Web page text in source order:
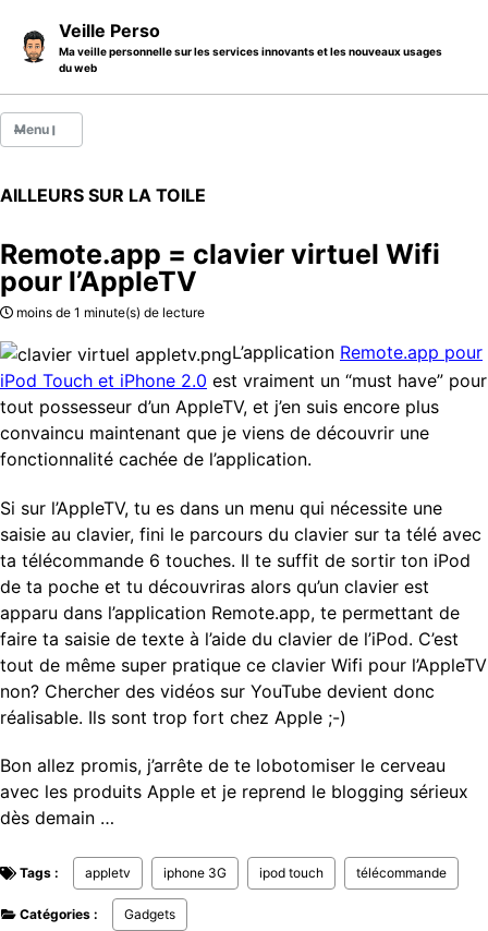
Veille Perso
Ma veille personnelle sur les services innovants et les nouveaux usages
du web
Menu
Catégories
A propos
AILLEURS SUR LA TOILE
Remote.app = clavier virtuel Wifi
pour l’AppleTV
moins de 1 minute(s) de lecture
L’application Remote.app pour
iPod Touch et iPhone 2.0 est vraiment un “must have” pour
tout possesseur d’un AppleTV, et j’en suis encore plus
convaincu maintenant que je viens de découvrir une
fonctionnalité cachée de l’application.
Si sur l’AppleTV, tu es dans un menu qui nécessite une
saisie au clavier, fini le parcours du clavier sur ta télé avec
ta télécommande 6 touches. Il te suffit de sortir ton iPod
de ta poche et tu découvriras alors qu’un clavier est
apparu dans l’application Remote.app, te permettant de
faire ta saisie de texte à l’aide du clavier de l’iPod. C’est
tout de même super pratique ce clavier Wifi pour l’AppleTV
non? Chercher des vidéos sur YouTube devient donc
réalisable. Ils sont trop fort chez Apple ;-)
Bon allez promis, j’arrête de te lobotomiser le cerveau
avec les produits Apple et je reprend le blogging sérieux
dès demain …
Tags : appletv iphone 3G ipod touch télécommande
Catégories : Gadgets